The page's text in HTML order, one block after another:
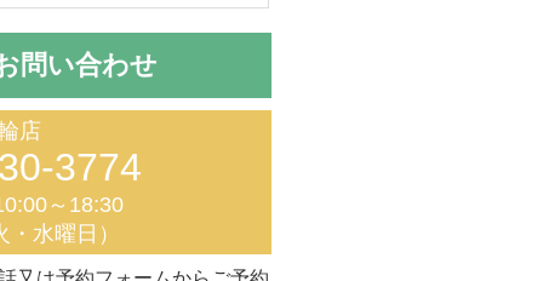
問い合わせ
店
3774
～18:30
水曜日）